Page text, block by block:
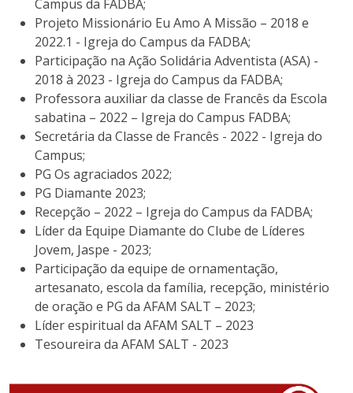
Campus da FADBA;
Projeto Missionário Eu Amo A Missão – 2018 e
2022.1 - Igreja do Campus da FADBA;
Participação na Ação Solidária Adventista (ASA) -
2018 à 2023 - Igreja do Campus da FADBA;
Professora auxiliar da classe de Francês da Escola
sabatina – 2022 – Igreja do Campus FADBA;
Secretária da Classe de Francês - 2022 - Igreja do
Campus;
PG Os agraciados 2022;
PG Diamante 2023;
Recepção – 2022 – Igreja do Campus da FADBA;
Líder da Equipe Diamante do Clube de Líderes
Jovem, Jaspe - 2023;
Participação da equipe de ornamentação,
artesanato, escola da família, recepção, ministério
de oração e PG da AFAM SALT – 2023;
Líder espiritual da AFAM SALT – 2023
Tesoureira da AFAM SALT - 2023